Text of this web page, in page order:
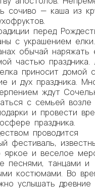
сочиво — каша из
перед
с украшением
обычай наряжать
частью праздника.
приносит домой
и дух праздника.
ждут
с семьей возле
и провести
праздника.
проводится
фестиваль,
яркое и веселое
песнями, танцами и
костюмами. Во
услышать древние